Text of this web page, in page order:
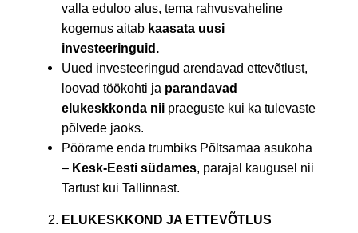
valla eduloo alus, tema rahvusvaheline
kogemus aitab kaasata uusi
investeeringuid.
Uued investeeringud arendavad ettevõtlust,
loovad töökohti ja parandavad
elukeskkonda nii praeguste kui ka tulevaste
põlvede jaoks.
Pöörame enda trumbiks Põltsamaa asukoha
– Kesk-Eesti südames, parajal kaugusel nii
Tartust kui Tallinnast.
ELUKESKKOND JA ETTEVÕTLUS